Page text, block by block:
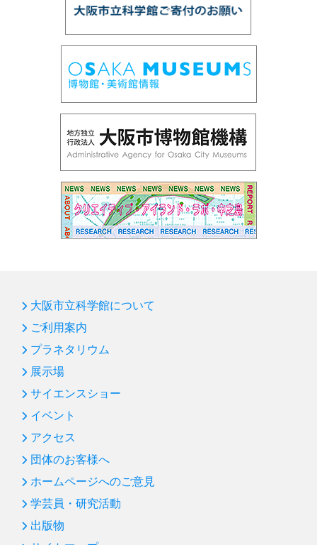
大阪市立科学館について
ご利用案内
プラネタリウム
展示場
サイエンスショー
イベント
アクセス
団体のお客様へ
ホームページへのご意見
学芸員・研究活動
出版物